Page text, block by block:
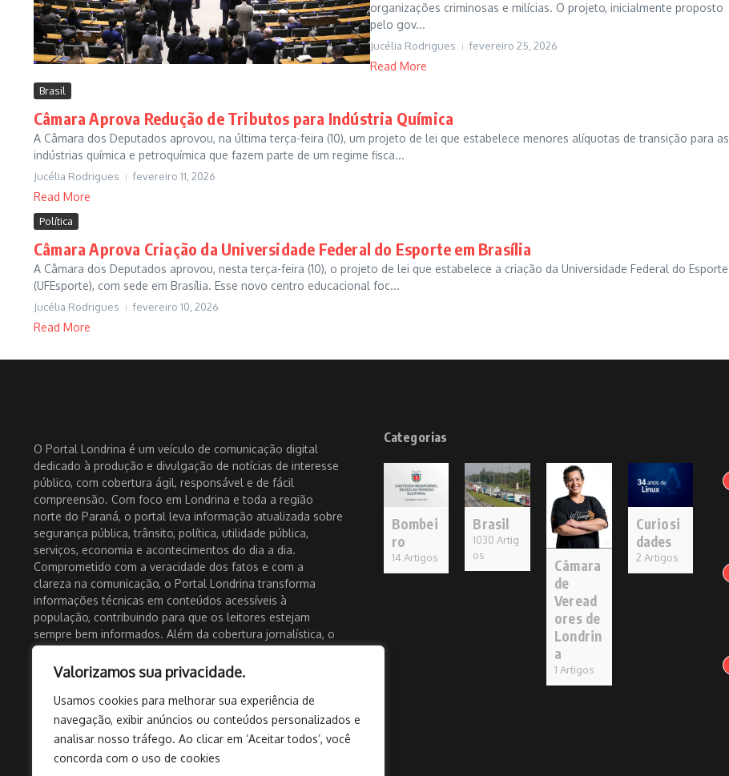
Valorizamos sua privacidade.
Usamos cookies para melhorar sua experiência de
navegação, exibir anúncios ou conteúdos personalizados e
analisar nosso tráfego. Ao clicar em ‘Aceitar todos’, você
concorda com o uso de cookies
organizações criminosas e milícias. O projeto, inicialmente proposto
pelo gov...
Jucélia Rodrigues fevereiro 25, 2026
Read More
Brasil
Câmara Aprova Redução de Tributos para Indústria Química
A Câmara dos Deputados aprovou, na última terça-feira (10), um projeto de lei que estabelece menores alíquotas de transição para as
indústrias química e petroquímica que fazem parte de um regime fisca...
Jucélia Rodrigues fevereiro 11, 2026
Read More
Política
Câmara Aprova Criação da Universidade Federal do Esporte em Brasília
A Câmara dos Deputados aprovou, nesta terça-feira (10), o projeto de lei que estabelece a criação da Universidade Federal do Esporte
(UFEsporte), com sede em Brasília. Esse novo centro educacional foc...
Jucélia Rodrigues fevereiro 10, 2026
Read More
O Portal Londrina é um veículo de comunicação digital
dedicado à produção e divulgação de notícias de interesse
público, com cobertura ágil, responsável e de fácil
compreensão. Com foco em Londrina e toda a região
norte do Paraná, o portal leva informação atualizada sobre
segurança pública, trânsito, política, utilidade pública,
serviços, economia e acontecimentos do dia a dia.
Comprometido com a veracidade dos fatos e com a
clareza na comunicação, o Portal Londrina transforma
informações técnicas em conteúdos acessíveis à
população, contribuindo para que os leitores estejam
sempre bem informados. Além da cobertura jornalística, o
portal também atua como um importante canal de
divulgação para empresas, eventos e iniciativas locais,
fortalecendo o comércio e a economia regional. Com
presença ativa nas redes sociais e atualização constante, o
Portal Londrina se consolida como uma fonte confiável de
informação para quem busca notícias rápidas, relevantes e
próximas da realidade da comunidade.
Categorias
Bombei
ro
14 Artigos
Brasil
1030 Artig
os
Câmara
de
Veread
ores de
Londrin
a
1 Artigos
Curiosi
dades
2 Artigos